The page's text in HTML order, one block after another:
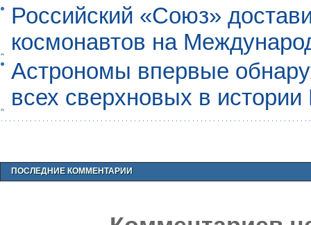
Российский «Союз»
космонавтов на
Астрономы впервые
всех сверхновых в
ПОСЛЕДНИЕ КОММЕНТАРИИ